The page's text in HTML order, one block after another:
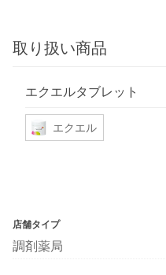
取り扱い商品
エクエルタブレット
エクエル
店舗タイプ
調剤薬局